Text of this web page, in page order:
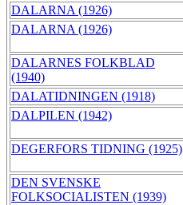
DALARNA (1926)
DALARNA (1926)
DALARNES FOLKBLAD
(1940)
DALATIDNINGEN (1918)
DALPILEN (1942)
DEGERFORS TIDNING (1925)
DEN SVENSKE
FOLKSOCIALISTEN (1939)